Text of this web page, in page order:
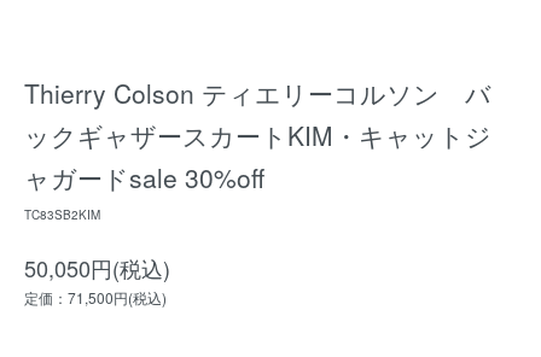
Thierry Colson ティエリーコルソン バ
ックギャザースカートKIM・キャットジ
ャガードsale 30%off
TC83SB2KIM
50,050円(税込)
定価：71,500円(税込)